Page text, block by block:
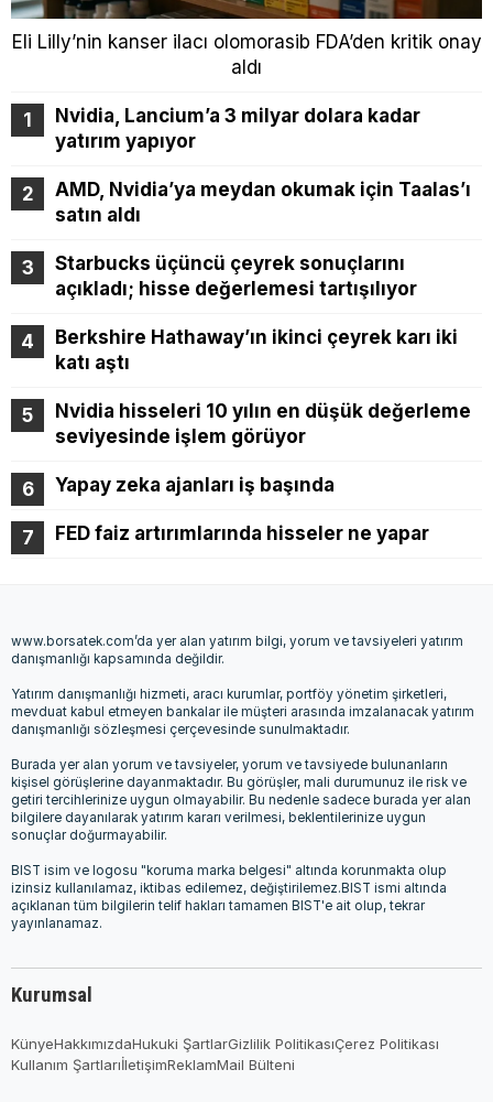
Eli Lilly’nin kanser ilacı olomorasib FDA’den kritik onay
aldı
Nvidia, Lancium’a 3 milyar dolara kadar
yatırım yapıyor
AMD, Nvidia’ya meydan okumak için Taalas’ı
satın aldı
Starbucks üçüncü çeyrek sonuçlarını
açıkladı; hisse değerlemesi tartışılıyor
Berkshire Hathaway’ın ikinci çeyrek karı iki
katı aştı
Nvidia hisseleri 10 yılın en düşük değerleme
seviyesinde işlem görüyor
Yapay zeka ajanları iş başında
FED faiz artırımlarında hisseler ne yapar
www.borsatek.com’da yer alan yatırım bilgi, yorum ve tavsiyeleri yatırım
danışmanlığı kapsamında değildir.
Yatırım danışmanlığı hizmeti, aracı kurumlar, portföy yönetim şirketleri,
mevduat kabul etmeyen bankalar ile müşteri arasında imzalanacak yatırım
danışmanlığı sözleşmesi çerçevesinde sunulmaktadır.
Burada yer alan yorum ve tavsiyeler, yorum ve tavsiyede bulunanların
kişisel görüşlerine dayanmaktadır. Bu görüşler, mali durumunuz ile risk ve
getiri tercihlerinize uygun olmayabilir. Bu nedenle sadece burada yer alan
bilgilere dayanılarak yatırım kararı verilmesi, beklentilerinize uygun
sonuçlar doğurmayabilir.
BIST isim ve logosu "koruma marka belgesi" altında korunmakta olup
izinsiz kullanılamaz, iktibas edilemez, değiştirilemez.BIST ismi altında
açıklanan tüm bilgilerin telif hakları tamamen BIST'e ait olup, tekrar
yayınlanamaz.
Kurumsal
KünyeHakkımızdaHukuki ŞartlarGizlilik PolitikasıÇerez Politikası
Kullanım ŞartlarıİletişimReklamMail Bülteni